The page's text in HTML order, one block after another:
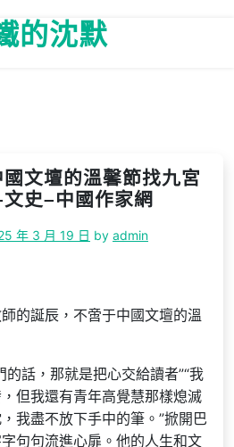
的沈默
文壇的溫馨節找九宮
史–中國作家網
年 3 月 19 日 by admin
的誕辰，不啻于中國文壇的溫
的話，那就是把心交給讀者”“我
但我還有青年高覺慧那樣熄滅
我盡不放下手中的筆。”掀開巴
句句流進心扉。他的人生和文